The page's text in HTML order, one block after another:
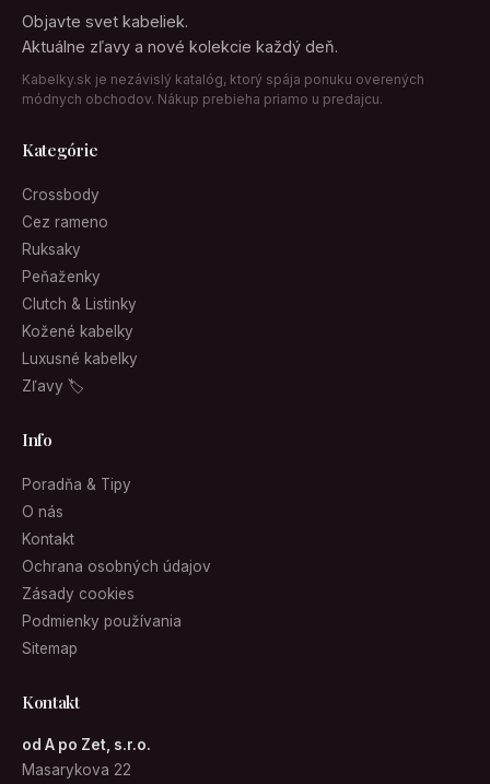
Objavte svet kabeliek.
Aktuálne zľavy a nové kolekcie každý deň.
Kabelky.sk je nezávislý katalóg, ktorý spája ponuku overených
módnych obchodov. Nákup prebieha priamo u predajcu.
Kategórie
Crossbody
Cez rameno
Ruksaky
Peňaženky
Clutch & Listinky
Kožené kabelky
Luxusné kabelky
Zľavy 🏷
Info
Poradňa & Tipy
O nás
Kontakt
Ochrana osobných údajov
Zásady cookies
Podmienky používania
Sitemap
Kontakt
od A po Zet, s.r.o.
Masarykova 22